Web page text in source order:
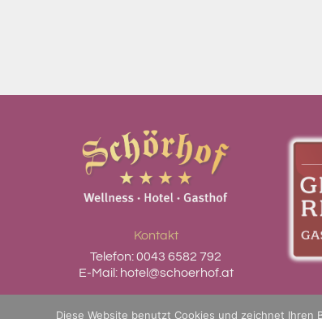
Kontakt
Telefon:0043 6582 792
E-Mail: hotel@schoerhof.at
Diese Website benutzt Cookies und zeichnet Ihren